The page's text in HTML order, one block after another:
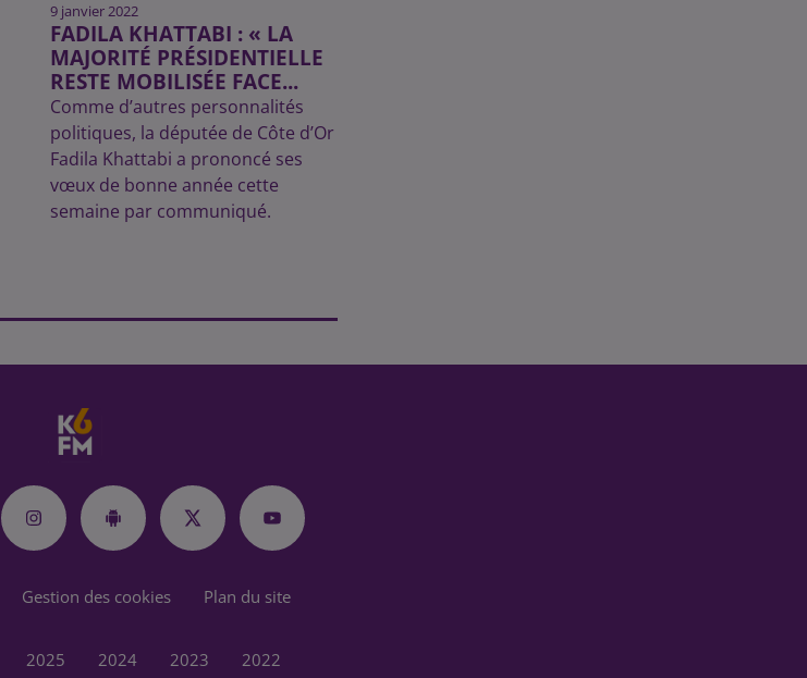
9 janvier 2022
FADILA KHATTABI : « LA
MAJORITÉ PRÉSIDENTIELLE
RESTE MOBILISÉE FACE...
Comme d’autres personnalités
politiques, la députée de Côte d’Or
Fadila Khattabi a prononcé ses
vœux de bonne année cette
semaine par communiqué.
Gestion des cookies Plan du site
2025 2024 2023 2022